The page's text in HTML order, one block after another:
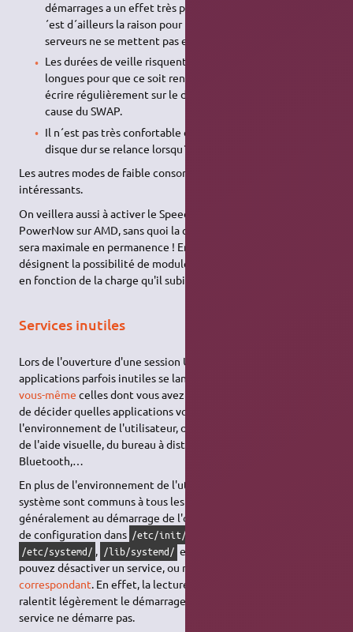
démarrages a un effet très positif sur la durée de vie. C
´est d´ailleurs la raison pour laquelle les disques de
serveurs ne se mettent pas en veille.
Les durées de veille risquent de ne pas être suffisamment
longues pour que ce soit rentable. Les
écrire régulièrement sur le disque dur, notamment à
cause du SWAP.
Il n´est pas très confortable de devoir attendre que le
disque dur se relance lorsqu´on en a besoin !
Les autres modes de faible consommation sont par contre
intéressants.
On veillera aussi à activer le SpeedStep chez Intel et le
PowerNow sur AMD, sans quoi la consommation du processeur
sera maximale en permanence ! En effet, ces deux fonctions
désignent la possibilité de moduler la fréquence du processeur
en fonction de la charge qu'il subit.
Services inutiles
Lors de l'ouverture d'une session Ubuntu, certaines
applications parfois inutiles se lancent. Vous pouvez
vous-même celles dont vous avez vraiment besoin. C'est à vous
de décider quelles applications vous sont utiles. Pour
l'environnement de l'utilisateur, on peut par exemple se passer
de l'aide visuelle, du bureau à distance, du gestionnaire de
Bluetooth,…
En plus de l'environnement de l'utilisateur, des services
système sont communs à tous les utilisateurs et ils sont lancés
généralement au démarrage de l'ordinateur. Ils ont des fichiers
de configuration dans /etc/init/
/etc/systemd/ , /lib/systemd/ et dans
pouvez désactiver un service, ou mieux,
correspondant. En effet, la lecture de fichier de configuration
ralentit légèrement le démarrage du système même si le
service ne démarre pas.